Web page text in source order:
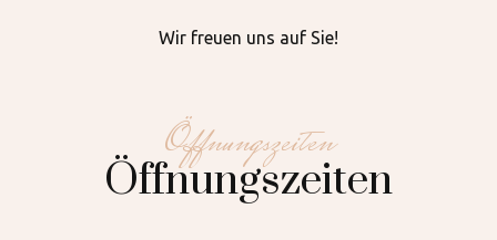
Wir freuen uns auf Sie!
Öffnungszeiten
Öffnungszeiten